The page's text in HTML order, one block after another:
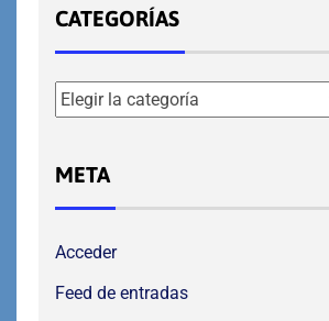
CATEGORÍAS
META
Acceder
Feed de entradas